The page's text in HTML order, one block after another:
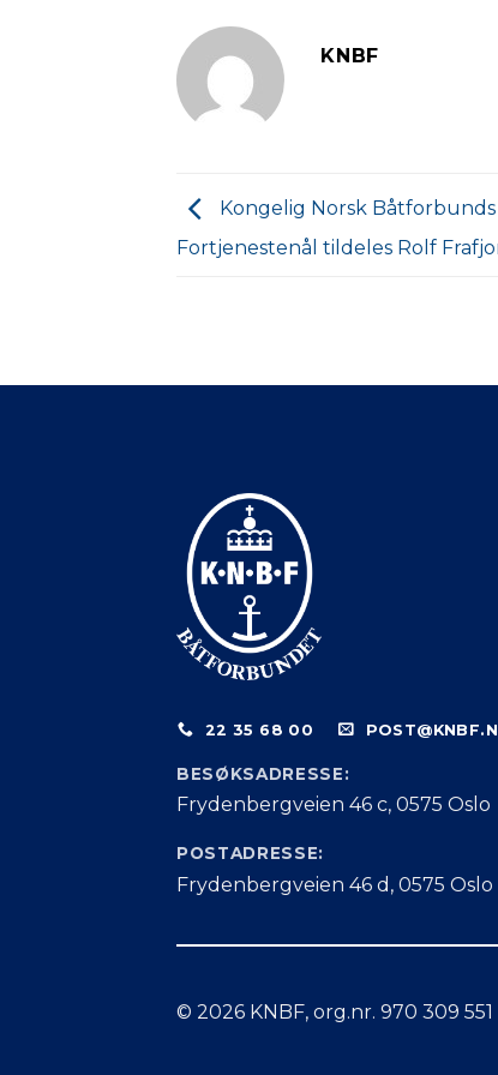
KNBF
Kongelig Norsk Båtforbunds
Fortjenestenål tildeles Rolf
22 35 68 00
BESØKSADRESSE:
Frydenbergveien 46 c, 0575 Oslo
POSTADRESSE:
Frydenbergveien 46 d, 0575 Oslo
© 2026 KNBF, org.nr. 970 309